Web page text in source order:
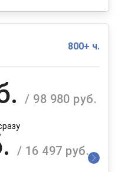
800+ ч.
/ 98 980 руб.
/ 16 497 руб.